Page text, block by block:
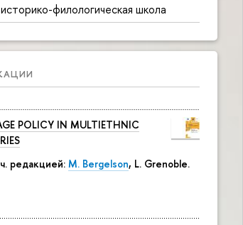
филологическая школа
POLICY IN MULTIETHNIC
редакцией: M. Bergelson, L. Grenoble.